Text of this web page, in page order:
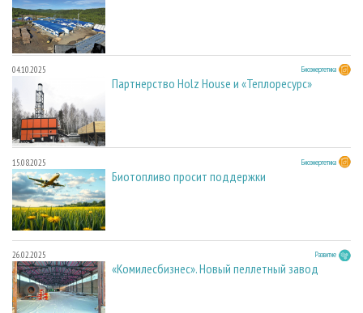
04.10.2025 Биоэнергетика
Партнерство Holz House и «Теплоресурс»
15.08.2025 Биоэнергетика
Биотопливо просит поддержки
26.02.2025 Развитие
«Комилесбизнес». Новый пеллетный завод